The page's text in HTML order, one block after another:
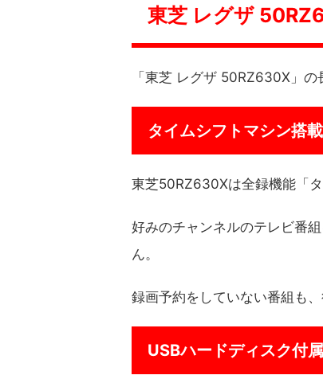
東芝 レグザ
「東芝 レグザ 50RZ630X」の
タイムシフトマシン搭載
東芝50RZ630Xは全録機能「
好みのチャンネルのテレビ番
ん。
録画予約をしていない番組も
USBハードディスク付属